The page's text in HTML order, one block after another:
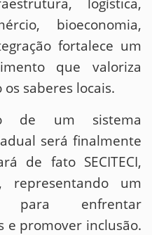
bioeconomia,
fortalece um
que valoriza
saberes locais.
de um sistema
será finalmente
de fato SECITECI,
representando um
para enfrentar
e promover inclusão.